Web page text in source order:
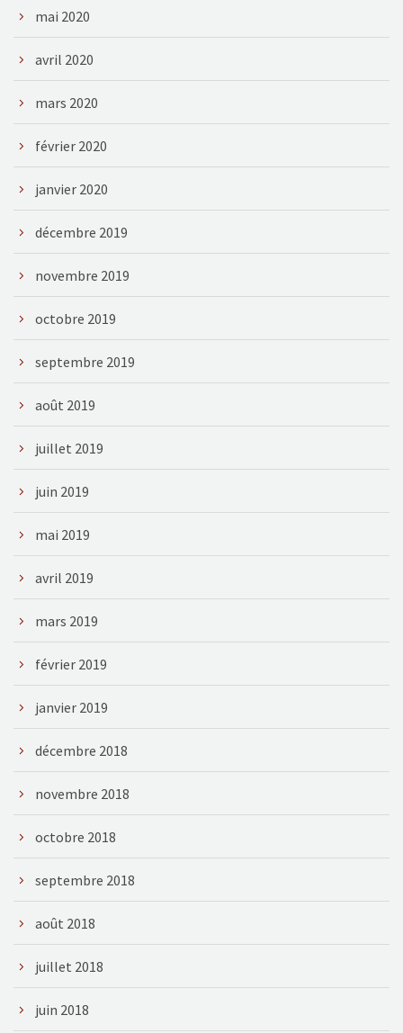
mai 2020
avril 2020
mars 2020
février 2020
janvier 2020
décembre 2019
novembre 2019
octobre 2019
septembre 2019
août 2019
juillet 2019
juin 2019
mai 2019
avril 2019
mars 2019
février 2019
janvier 2019
décembre 2018
novembre 2018
octobre 2018
septembre 2018
août 2018
juillet 2018
juin 2018